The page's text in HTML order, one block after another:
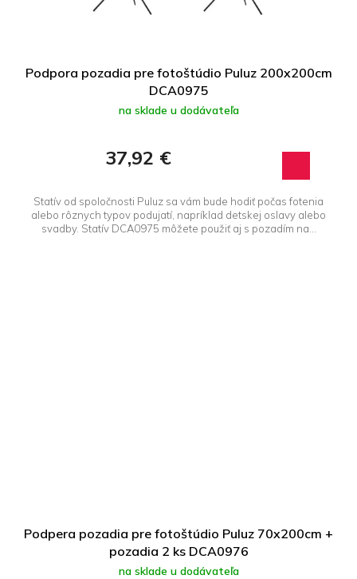
Podpora pozadia pre fotoštúdio Puluz 200x200cm
DCA0975
na sklade u dodávateľa
37,92 €
Statív od spoločnosti Puluz sa vám bude hodiť počas fotenia
alebo rôznych typov podujatí, napríklad detskej oslavy alebo
svadby. Statív DCA0975 môžete použiť aj s pozadím na...
Podpera pozadia pre fotoštúdio Puluz 70x200cm +
pozadia 2 ks DCA0976
na sklade u dodávateľa